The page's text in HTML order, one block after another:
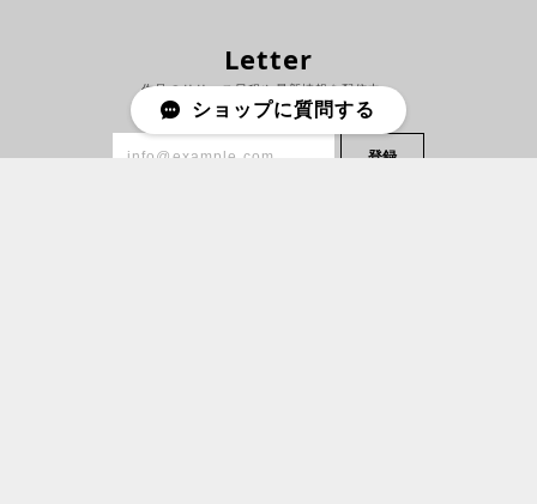
Letter
作品のリリース日程や最新情報を配信中。
登録
ショップに質問する